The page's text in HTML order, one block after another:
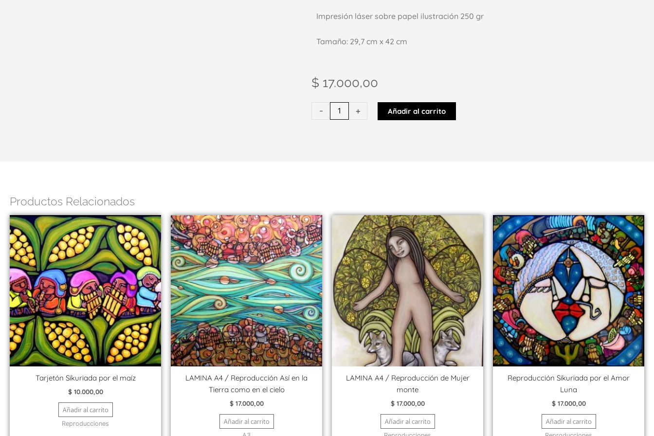
Impresión láser sobre papel ilustración 250 gr
Tamaño: 29,7 cm x 42 cm
$ 17.000,00
-
LAMINA
+ Añadir al carrito
Productos Relacionados
Tarjetón Sikuriada por el maíz
$10.000,00
Añadir al carrito
Reproducciones
LAMINA A4 / Reproducción Así en la
Tierra como en el cielo
$17.000,00
Añadir al carrito
LAMINA A4 / Reproducción de Mujer
monte
$17.000,00
Añadir al carrito
Reproducción Sikuriada por el Amor
Luna
$17.000,00
Añadir al carrito